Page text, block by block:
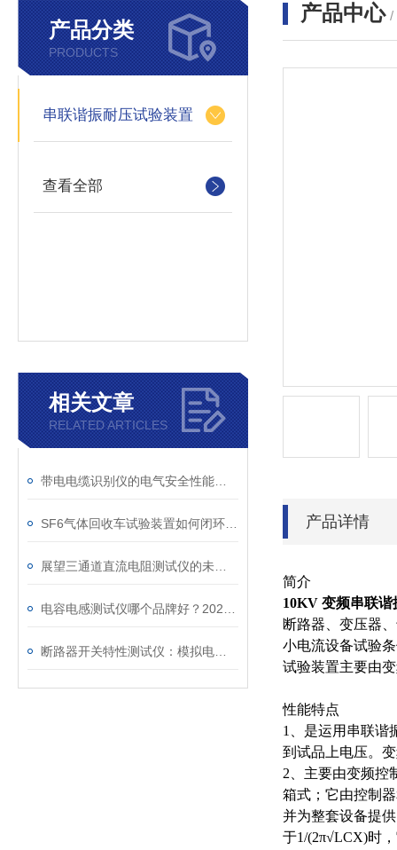
产品分类
PRODUCTS
串联谐振耐压试验装置
查看全部
相关文章
RELATED ARTICLES
产品中心 /
产品详情
简介
10KV 变频串联
断路器、变压器
小电流设备试验
试验装置主要由
性能特点
1、是运用串联谐
到试品上电压。
2、主要由变频控
箱式；它由控制
并为整套设备提
于1/(2π√LCX)时